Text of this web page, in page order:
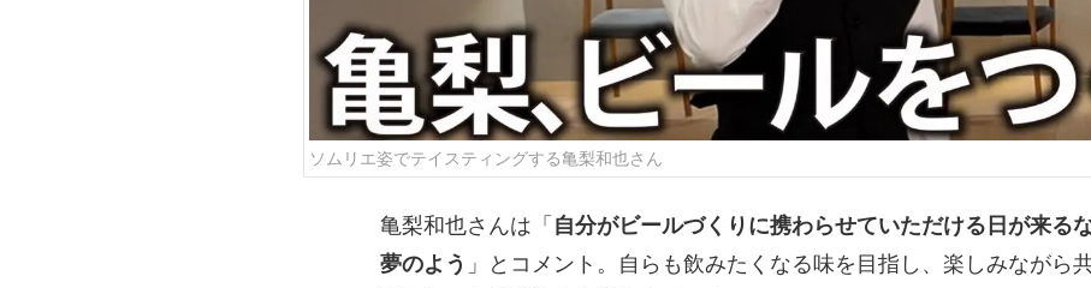
ソムリエ姿でテイスティングする亀梨和也さん
亀梨和也さんは「 自分がビールづくりに携わらせていただける日が来る
夢のよう 」とコメント。自らも飲みたくなる味を目指し、楽しみながら